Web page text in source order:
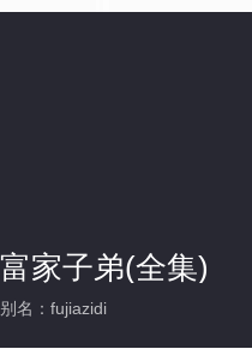
富家子弟(全集)
别名：fujiazidi